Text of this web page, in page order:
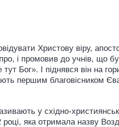
Христову віру,
і промовив до учнів, що
Бог». І піднявся він на
першим благовісником
у східно-
яка отримала назву